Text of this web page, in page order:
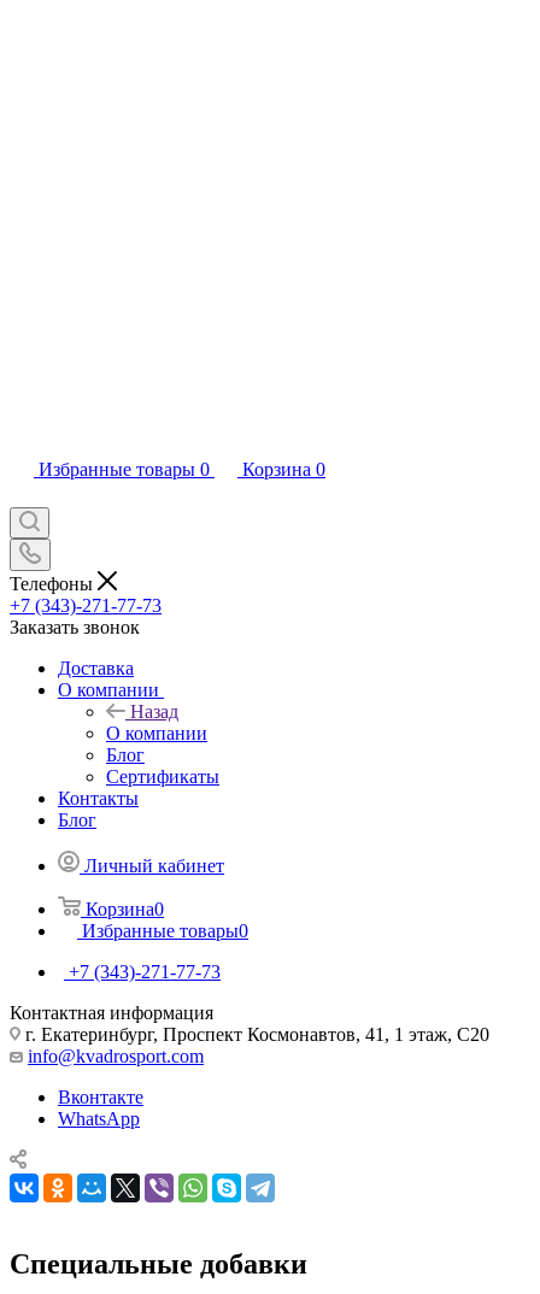
Избранные товары 0 Корзина 0
Телефоны
+7 (343)-271-77-73
Заказать звонок
Доставка
О компании
Назад
О компании
Блог
Сертификаты
Контакты
Блог
Личный кабинет
Корзина0
Избранные товары0
+7 (343)-271-77-73
Контактная информация
г. Екатеринбург, Проспект Космонавтов, 41, 1 этаж, С20
info@kvadrosport.com
Вконтакте
WhatsApp
Специальные добавки